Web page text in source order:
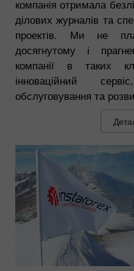
компанія отримала
ділових журналів та
проектів. Ми не
досягнутому і
компанії в таких
інноваційний
обслуговування та